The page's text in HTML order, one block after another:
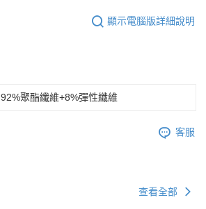
顯示電腦版詳細說明
92%聚酯纖維+8%彈性纖維
客服
查看全部